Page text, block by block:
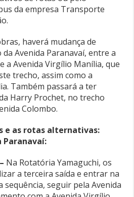
da empresa Transporte
haverá mudança de
Avenida Paranavaí, entre a
a Avenida Virgílio Manília, que
trecho, assim como a
Também passará a ter
Harry Prochet, no trecho
Colombo.
e as rotas alternativas:
Paranavaí:
Na Rotatória Yamaguchi, os
a terceira saída e entrar na
sequência, seguir pela Avenida